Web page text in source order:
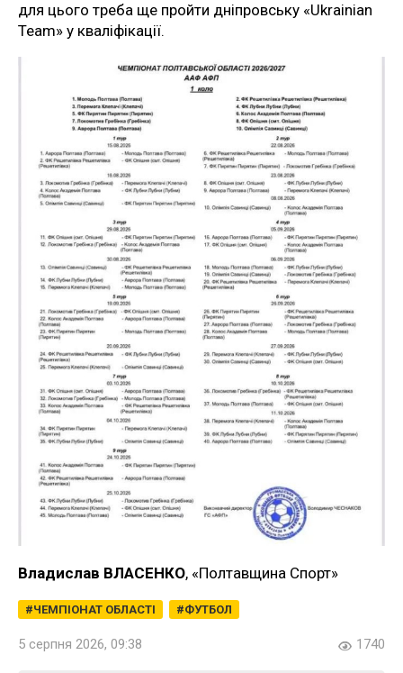
для цього треба ще пройти дніпровську «Ukrainian
Team» у кваліфікації.
Владислав ВЛАСЕНКО, «Полтавщина Спорт»
ЧЕМПІОНАТ ОБЛАСТІ ФУТБОЛ
5 серпня 2026, 09:38 1740